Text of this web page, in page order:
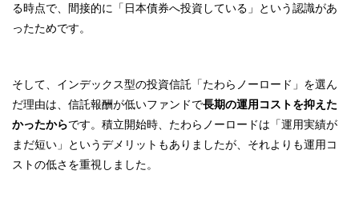
る時点で、間接的に「日本債券へ投資している」という認識があ
ったためです。
そして、インデックス型の投資信託「たわらノーロード」を選ん
だ理由は、信託報酬が低いファンドで長期の運用コストを抑えた
かったからです。積立開始時、たわらノーロードは「運用実績が
まだ短い」というデメリットもありましたが、それよりも運用コ
ストの低さを重視しました。